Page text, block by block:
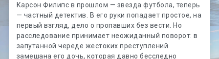
Карсон Филипс в прошлом — звезда футбола, теперь
— частный детектив. В его руки попадает простое, на
первый взгляд, дело о пропавших без вести. Но
расследование принимает неожиданный поворот: в
запутанной череде жестоких преступлений
замешана его дочь, которая давно бесследно